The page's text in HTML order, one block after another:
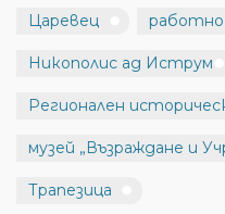
Царевец работно
Никополис ад Иструм
Регионален
музей „Възраждане и
Трапезица